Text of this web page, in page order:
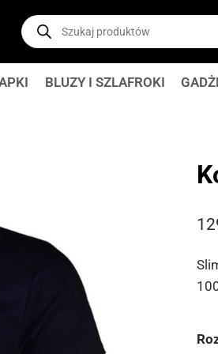
Wyszukiwarka
produktów
BLUZY I SZLAFROKI